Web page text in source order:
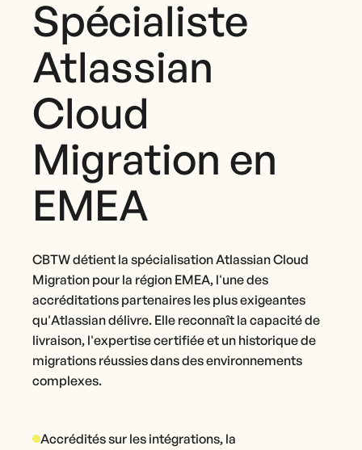
Spécialiste
Atlassian
Cloud
Migration en
EMEA
CBTW détient la spécialisation Atlassian Cloud
Migration pour la région EMEA, l'une des
accréditations partenaires les plus exigeantes
qu'Atlassian délivre. Elle reconnaît la capacité de
livraison, l'expertise certifiée et un historique de
migrations réussies dans des environnements
complexes.
Accrédités sur les intégrations, la